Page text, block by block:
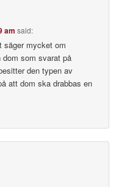
am said:
säger mycket om
dom som svarat på
den typen av
att dom ska drabbas en